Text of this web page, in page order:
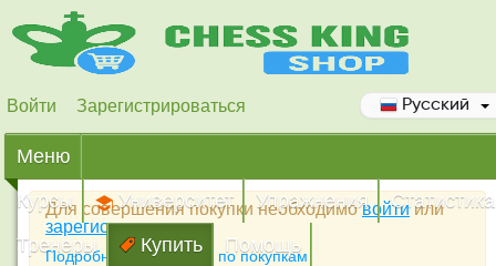
Войти Зарегистрироваться Русский
Меню
Курсы
Университет Упражнения
Статистика
Тренеры
Купить Помощь
Для совершения покупки необходимовойтиили
зарегистрироваться
Подробная инструкция по покупкам